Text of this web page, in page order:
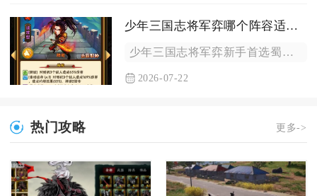
少年三国志将军弈哪个阵容适合新手
少年三国志将军弈新手首选蜀国骑兵体系阵容，马超搭配刘备、法正...
2026-07-22
热门攻略 更多->